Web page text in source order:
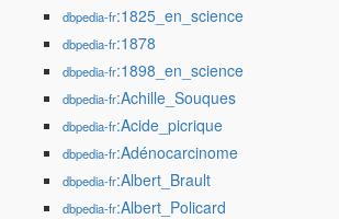
dbpedia-fr:1825_en_science
dbpedia-fr:1878
dbpedia-fr:1898_en_science
dbpedia-fr:Achille_Souques
dbpedia-fr:Acide_picrique
dbpedia-fr:Adénocarcinome
dbpedia-fr:Albert_Brault
dbpedia-fr:Albert_Policard